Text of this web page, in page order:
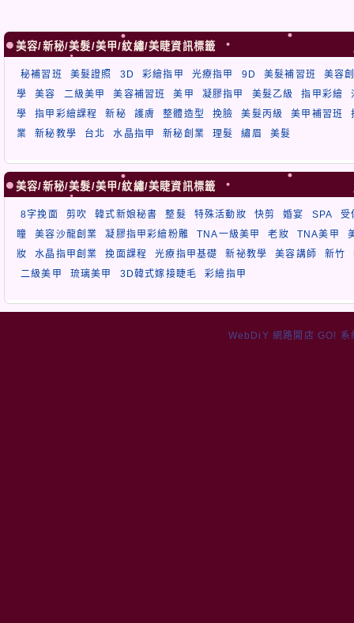
美容/新秘/美髮/美甲/紋繡/美睫資訊標籤
秘補習班 美髮證照 3D 彩繪指甲 光療指甲 9D 美髮補習班
美容
學
美容 二級美甲 美容補習班 美甲 凝膠指甲 美髮乙級 指甲彩繪
學
指甲彩繪課程 新秘 護膚 整體造型 挽臉 美髮丙級 美甲補習班
業
新秘教學 台北 水晶指甲 新秘創業 理髮 繡眉 美髮
美容/新秘/美髮/美甲/紋繡/美睫資訊標籤
8字挽面 剪吹 韓式新娘秘書 整髮 特殊活動妝 快剪 婚宴 SPA
受
瞳
美容沙龍創業 凝膠指甲彩繪粉雕 TNA一級美甲 老妝 TNA美甲
妝
水晶指甲創業 挽面課程 光療指甲基礎 新祕教學 美容講師 新竹
二級美甲
琉璃美甲 3D韓式嫁接睫毛 彩繪指甲
WebDiY 網路開店 GO! 系